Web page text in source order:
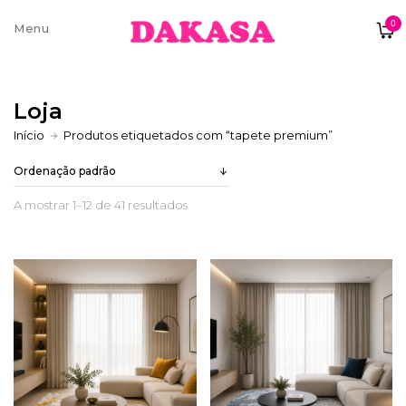
0
Sobre nós
Contatos e moradas
Trocas e Devoluções
Termos e condições
Loja
Início Produtos etiquetados com “tapete premium”
A mostrar 1–12 de 41 resultados